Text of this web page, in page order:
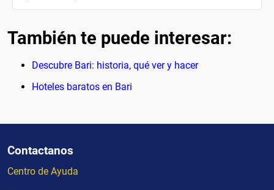
También te puede interesar:
Descubre Bari: historia, qué ver y hacer
Hoteles baratos en Bari
Contactanos
Centro de Ayuda